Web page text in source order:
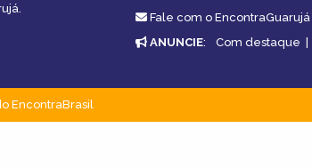
Fale com o EncontraGuarujá
ANUNCIE: Com destaque |
EncontraBrasil